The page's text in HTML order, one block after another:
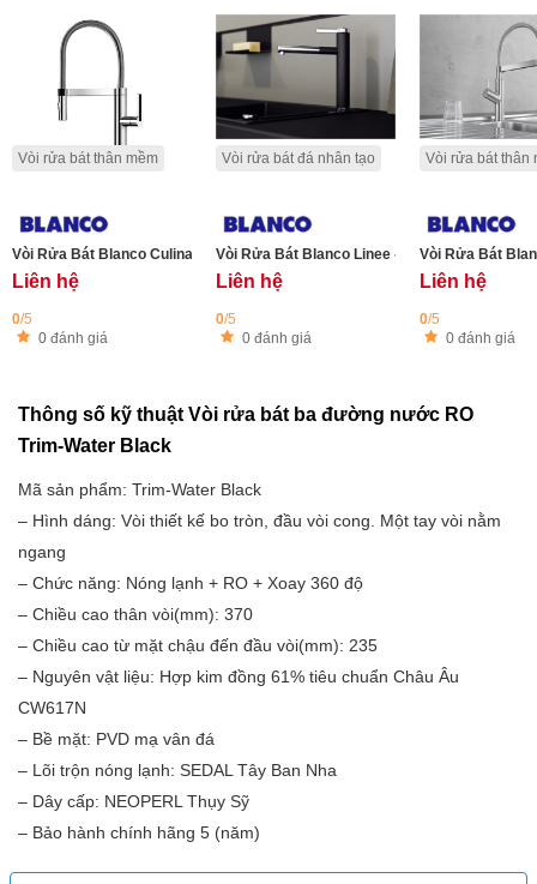
Vòi rửa bát thân mềm
Vòi Rửa Bát Blanco Culina-S
Liên hệ
0/5
0 đánh giá
Vòi rửa bát đá nhân tạo
Vòi Rửa Bát Blanco Linee - S Anthracite (Đen)
Liên hệ
0/5
0 đánh giá
Vòi rửa bát thân
Vòi Rửa Bát
Liên hệ
0/5
0 đánh giá
Thông số kỹ thuật Vòi rửa bát ba đường nước RO
Trim-Water Black
Mã sản phẩm: Trim-Water Black
– Hình dáng: Vòi thiết kế bo tròn, đầu vòi cong. Một tay vòi nằm
ngang
– Chức năng: Nóng lạnh + RO + Xoay 360 độ
– Chiều cao thân vòi(mm): 370
– Chiều cao từ mặt chậu đến đầu vòi(mm): 235
– Nguyên vật liệu: Hợp kim đồng 61% tiêu chuẩn Châu Âu
CW617N
– Bề mặt: PVD mạ vân đá
– Lõi trộn nóng lạnh: SEDAL Tây Ban Nha
– Dây cấp: NEOPERL Thụy Sỹ
– Bảo hành chính hãng 5 (năm)